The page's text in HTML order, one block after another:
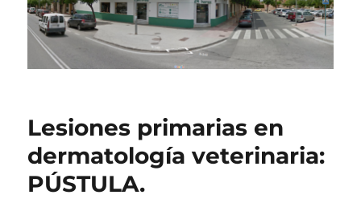
Lesiones primarias en
dermatología veterinaria:
PÚSTULA.